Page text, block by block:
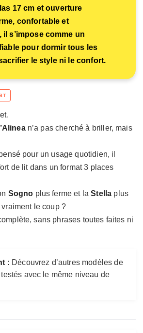
17 cm et ouverture
confortable et
il s’impose comme un
pour dormir tous les
le style ni le confort.
n’a pas cherché à briller, mais
pour un usage quotidien, il
de lit dans un format 3 places
Sogno plus ferme et laStella plus
le coup ?
sans phrases toutes faites ni
: Découvrez d’autres modèles de
testés avec le même niveau de